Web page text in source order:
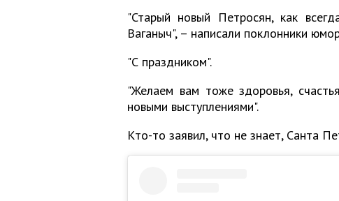
"Старый новый Петросян, как
Ваганыч", – написали поклонники
"С праздником".
"Желаем вам тоже здоровья,
новыми выступлениями".
Кто-то заявил, что не знает, Санта